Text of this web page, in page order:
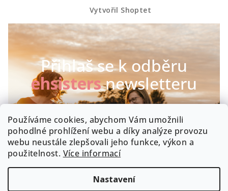
Používáme cookies, abychom Vám umožnili
pohodlné prohlížení webu a díky analýze provozu
webu neustále zlepšovali jeho funkce, výkon a
použitelnost. Více informací
Nastavení
Vytvořil Shoptet
Přihlaš se k odběru
ehsistersnewsletteru
Chceš být první, kdo se dozví o našich novinkách a
speciálních akcích? Máme radost :-)
Byla by škoda, kdyby zrovna Tobě něco uniklo!